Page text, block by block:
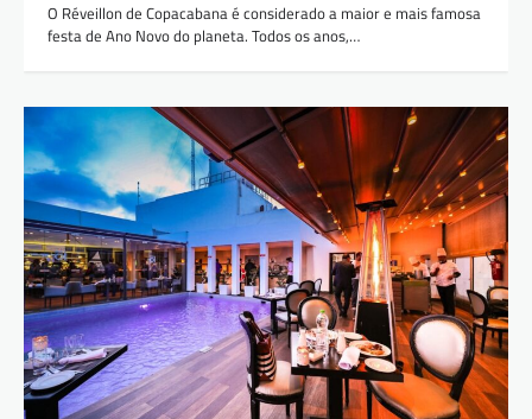
O Réveillon de Copacabana é considerado a maior e mais famosa
festa de Ano Novo do planeta. Todos os anos,…